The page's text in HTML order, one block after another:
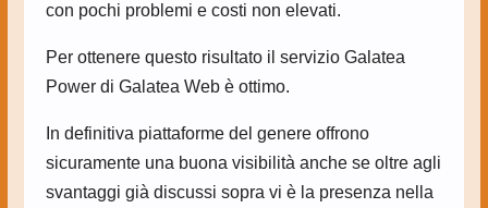
con pochi problemi e costi non elevati.
Per ottenere questo risultato il servizio Galatea
Power di Galatea Web è ottimo.
In definitiva piattaforme del genere offrono
sicuramente una buona visibilità anche se oltre agli
svantaggi già discussi sopra vi è la presenza nella